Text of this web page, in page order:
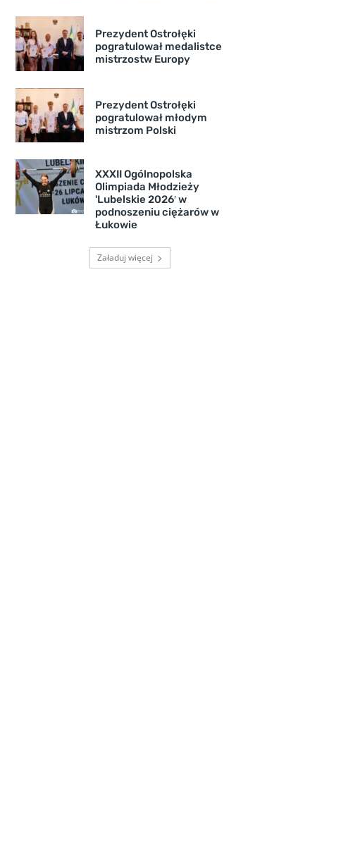
Prezydent Ostrołęki
pogratulował medalistce
mistrzostw Europy
Prezydent Ostrołęki
pogratulował młodym
mistrzom Polski
XXXII Ogólnopolska
Olimpiada Młodzieży
'Lubelskie 2026′ w
podnoszeniu ciężarów w
Łukowie
Załaduj więcej